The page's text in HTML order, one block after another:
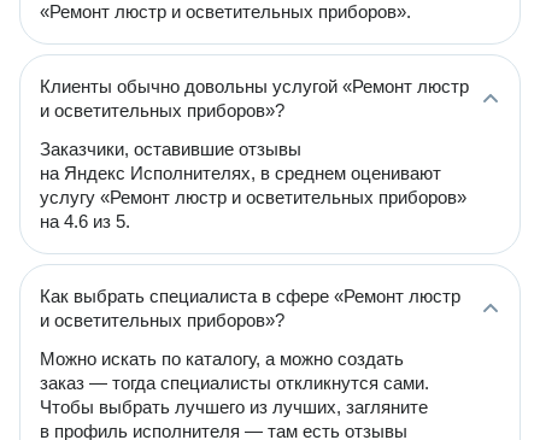
«Ремонт люстр и осветительных приборов».
Клиенты обычно довольны услугой «Ремонт люстр
и осветительных приборов»?
Заказчики, оставившие отзывы
на Яндекс Исполнителях, в среднем оценивают
услугу «Ремонт люстр и осветительных приборов»
на 4.6 из 5.
Как выбрать специалиста в сфере «Ремонт люстр
и осветительных приборов»?
Можно искать по каталогу, а можно создать
заказ — тогда специалисты откликнутся сами.
Чтобы выбрать лучшего из лучших, загляните
в профиль исполнителя — там есть отзывы